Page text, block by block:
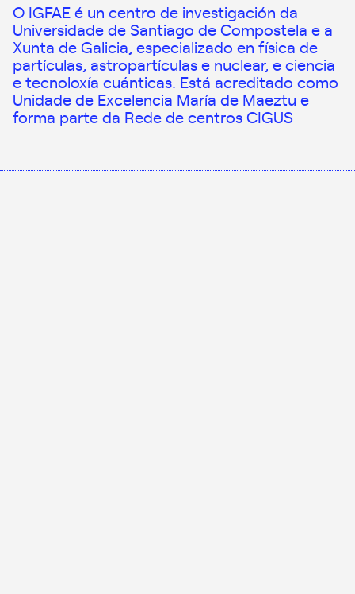
O IGFAE é un centro de investigación da
Universidade de Santiago de Compostela e a
Xunta de Galicia, especializado en física de
partículas, astropartículas e nuclear, e ciencia
e tecnoloxía cuánticas. Está acreditado como
Unidade de Excelencia María de Maeztu e
forma parte da Rede de centros CIGUS